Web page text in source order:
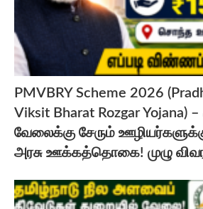
PMVBRY Scheme 2026
Viksit Bharat Rozgar Yojana)
வேலைக்கு சேரும்
அரசு ஊக்கத்தொகை! முழு